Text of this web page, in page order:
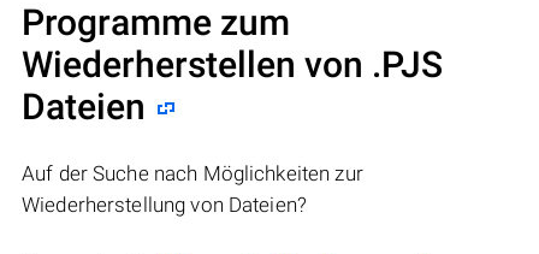
Programme zum
Wiederherstellen von .PJS
Dateien
Auf der Suche nach Möglichkeiten zur
Wiederherstellung von Dateien?